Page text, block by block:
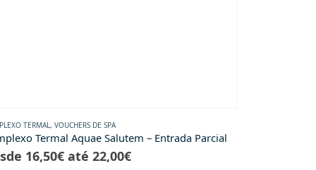
TERMAL, VOUCHERS DE SPA
Termal Aquae Salutem – Entrada Parcial
16,50€até 22,00€